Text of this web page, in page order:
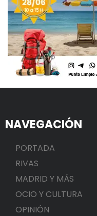
NAVEGACIÓN
PORTADA
RIVAS
MADRID Y MÁS
OCIO Y CULTURA
OPINIÓN